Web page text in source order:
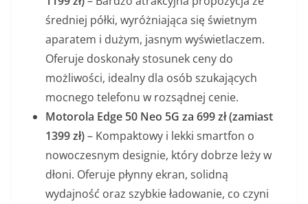
średniej półki, wyróżniająca się świetnym
aparatem i dużym, jasnym wyświetlaczem.
Oferuje doskonały stosunek ceny do
możliwości, idealny dla osób szukających
mocnego telefonu w rozsądnej cenie.
Motorola Edge 50 Neo 5G za 699 zł (zamiast
1399 zł)– Kompaktowy i lekki smartfon o
nowoczesnym designie, który dobrze leży w
dłoni. Oferuje płynny ekran, solidną
wydajność oraz szybkie ładowanie, co czyni